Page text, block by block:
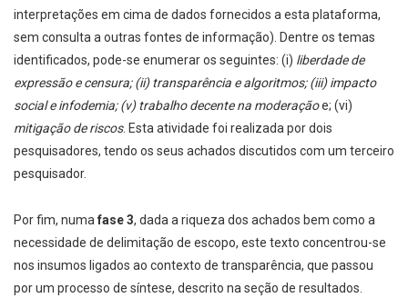
interpretações em cima de dados fornecidos a esta plataforma,
sem consulta a outras fontes de informação). Dentre os temas
identificados, pode-se enumerar os seguintes: (i) liberdade de
expressão e censura; (ii) transparência e algoritmos; (iii) impacto
social e infodemia; (v) trabalho decente na moderaçãoe; (vi)
mitigação de riscos. Esta atividade foi realizada por dois
pesquisadores, tendo os seus achados discutidos com um terceiro
pesquisador.
Por fim, numa fase 3, dada a riqueza dos achados bem como a
necessidade de delimitação de escopo, este texto concentrou-se
nos insumos ligados ao contexto de transparência, que passou
por um processo de síntese, descrito na seção de resultados.